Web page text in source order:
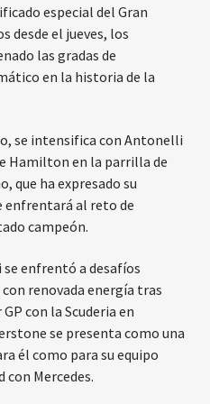
especial del Gran
desde el jueves, los
las gradas de
en la historia de la
se intensifica con Antonelli
Hamilton en la parrilla de
que ha expresado su
enfrentará al reto de
campeón.
se enfrentó a desafíos
renovada energía tras
con la Scuderia en
se presenta como una
él como para su equipo
Mercedes.